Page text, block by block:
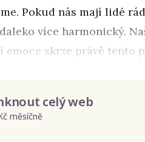
Pokud nás mají lidé
více harmonický.
emoce skrze právě tento
celý web
měsíčně